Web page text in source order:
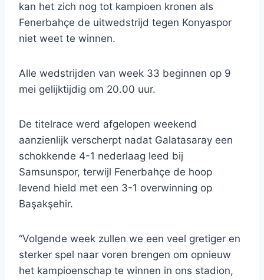
kan het zich nog tot kampioen kronen als
Fenerbahçe de uitwedstrijd tegen Konyaspor
niet weet te winnen.
Alle wedstrijden van week 33 beginnen op 9
mei gelijktijdig om 20.00 uur.
De titelrace werd afgelopen weekend
aanzienlijk verscherpt nadat Galatasaray een
schokkende 4-1 nederlaag leed bij
Samsunspor, terwijl Fenerbahçe de hoop
levend hield met een 3-1 overwinning op
Başakşehir.
“Volgende week zullen we een veel gretiger en
sterker spel naar voren brengen om opnieuw
het kampioenschap te winnen in ons stadion,